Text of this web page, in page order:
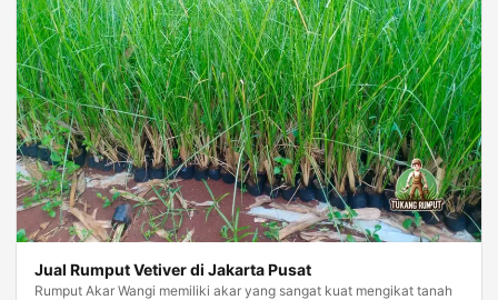
Jual Rumput Vetiver di Jakarta Pusat
Rumput Akar Wangi memiliki akar yang sangat kuat mengikat tanah